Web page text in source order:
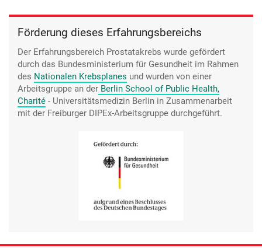
Förderung dieses Erfahrungsbereichs
Der Erfahrungsbereich Prostatakrebs wurde gefördert
durch das Bundesministerium für Gesundheit im Rahmen
des Nationalen Krebsplanes und wurden von einer
Arbeitsgruppe an der Berlin School of Public Health,
Charité - Universitätsmedizin Berlin in Zusammenarbeit
mit der Freiburger DIPEx-Arbeitsgruppe durchgeführt.